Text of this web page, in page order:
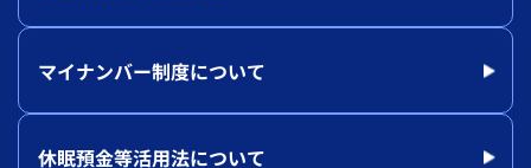
マイナンバー制度について
休眠預金等活用法について